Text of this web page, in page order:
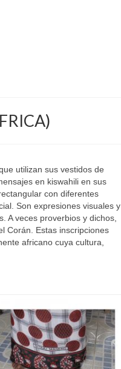
utilizan sus vestidos de
en kiswahili en sus
con diferentes
Son expresiones visuales y
A veces proverbios y dichos,
Corán. Estas inscripciones
africano cuya cultura,